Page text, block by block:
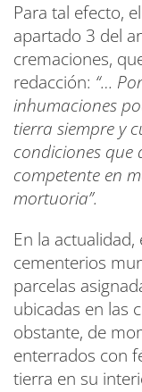
Para tal efecto,
apartado 3 del
cremaciones,
redacción: “…
inhumaciones
tierra siempre y
condiciones que
competente en
mortuoria”.
En la
cementerios
parcelas
ubicadas en las
obstante, de
enterrados con
tierra en su